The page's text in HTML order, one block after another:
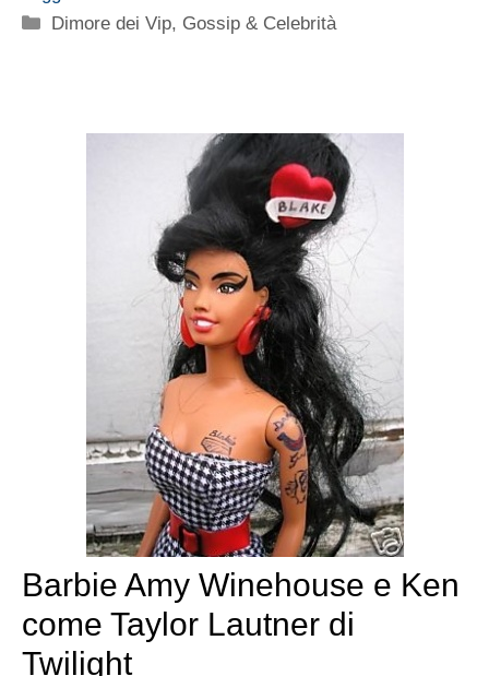
Categorie
Dimore dei Vip, Gossip & Celebrità
Barbie Amy Winehouse e Ken
come Taylor Lautner di
Twilight